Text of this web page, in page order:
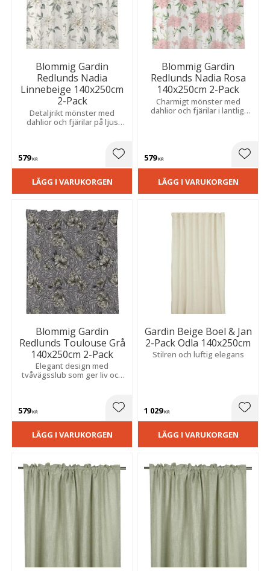
Blommig Gardin
Redlunds Nadia
Linnebeige 140x250cm
2-Pack
Detaljrikt mönster med
dahlior och fjärilar på ljus
ger en vacker och levande
579KR Lägg till i favoriter
LÄGG I VARUKORGEN
Blommig Gardin
Redlunds Nadia Rosa
140x250cm 2-Pack
Charmigt mönster med
dahlior och fjärilar i lantlig,
579KR
LÄGG I VARUKORGEN
Blommig Gardin
Redlunds Toulouse Grå
140x250cm 2-Pack
Elegant design med
tvåvägsslub som ger liv och
579KR Lägg till i favoriter
LÄGG I VARUKORGEN
Gardin Beige Boel & Jan
2-Pack Odla 140x250cm
Stilren och luftig elegans
1 029KR
LÄGG I VARUKORGEN